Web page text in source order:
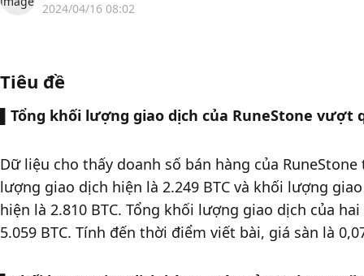
2024/04/16 08:02
Tiêu đề
Tổng khối lượng giao dịch của RuneStone vượt
Dữ liệu cho thấy doanh số bán hàng của
lượng giao dịch hiện là 2.249 BTC và khối lượng
hiện là 2.810 BTC. Tổng khối lượng giao dịch của
5.059 BTC. Tính đến thời điểm viết bài, giá sàn là